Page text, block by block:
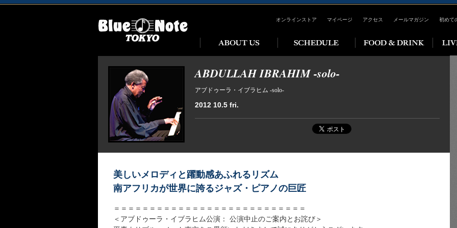
オンラインストア マイページ アクセス メールマガジン 初めて
ABDULLAH IBRAHIM -solo-
アブドゥーラ・イブラヒム -solo-
2012 10.5 fri.
美しいメロディと躍動感あふれるリズム
南アフリカが世界に誇るジャズ・ピアノの巨匠
＝＝＝＝＝＝＝＝＝＝＝＝＝＝＝＝＝＝＝＝＝＝＝＝＝＝＝
＜アブドゥーラ・イブラヒム公演： 公演中止のご案内とお詫び＞